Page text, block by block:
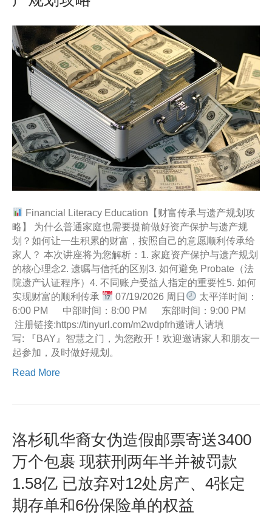
Financial Literacy Education【财富传承与遗产规划攻
略】 为什么普通家庭也需要提前做好资产保护与遗产规
划？如何让一生积累的财富，按照自己的意愿顺利传承给
家人？ 本次讲座将为您解析：1. 家庭资产保护与遗产规划
的核心理念2. 遗嘱与信托的区别3. 如何避免 Probate（法
院遗产认证程序）4. 不同账户受益人指定的重要性5. 如何
实现财富的顺利传承
07/19/2026 周日
太平洋时间：
6:00 PM 中部时间：8:00 PM 东部时间：9:00 PM
注册链接:https://tinyurl.com/m2wdpfrh邀请人请填
写: 『BAY』智慧之门，为您敞开！欢迎邀请家人和朋友一
起参加，及时做好规划。
Read More
洛杉矶华裔女伪造假邮票寄送3400
万个包裹 现获刑两年半并被罚款
1.58亿 已放弃对12处房产、4张定
期存单和6份保险单的权益